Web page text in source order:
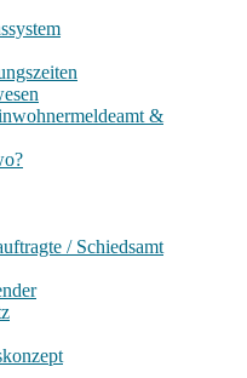
&
/ Schiedsamt